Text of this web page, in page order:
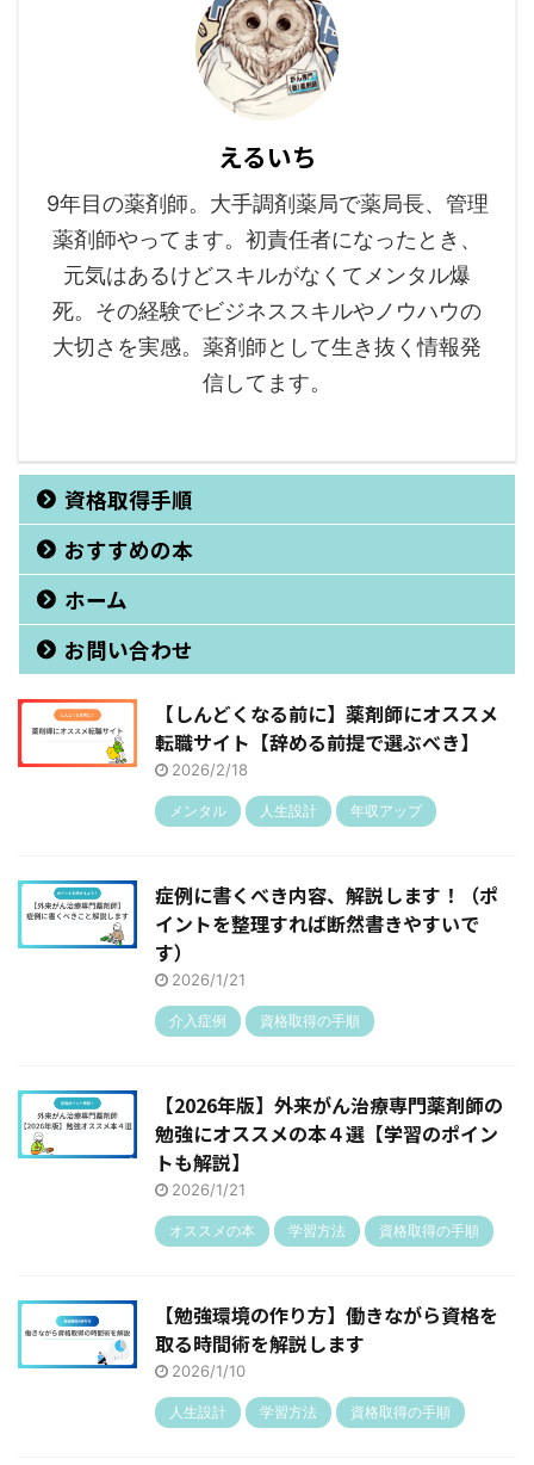
えるいち
9年目の薬剤師。大手調剤薬局で薬局長、管理
薬剤師やってます。初責任者になったとき、
元気はあるけどスキルがなくてメンタル爆
死。その経験でビジネススキルやノウハウの
大切さを実感。薬剤師として生き抜く情報発
信してます。
資格取得手順
おすすめの本
ホーム
お問い合わせ
【しんどくなる前に】薬剤師にオススメ
転職サイト【辞める前提で選ぶべき】
2026/2/18
メンタル 人生設計 年収アップ
症例に書くべき内容、解説します！（ポ
イントを整理すれば断然書きやすいで
す）
2026/1/21
介入症例 資格取得の手順
【2026年版】外来がん治療専門薬剤師の
勉強にオススメの本４選【学習のポイン
トも解説】
2026/1/21
オススメの本 学習方法 資格取得の手順
【勉強環境の作り方】働きながら資格を
取る時間術を解説します
2026/1/10
人生設計 学習方法 資格取得の手順